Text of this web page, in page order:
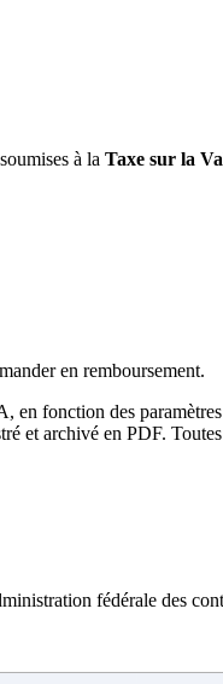
à la Taxe sur la
en remboursement.
fonction des
et archivé en PDF.
fédérale des